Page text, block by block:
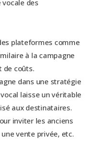
vocale des
plateformes comme
à la campagne
de coûts.
dans une stratégie
laisse un véritable
aux destinataires.
inviter les anciens
vente privée, etc.